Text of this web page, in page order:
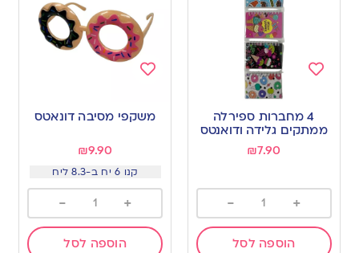
wishlist
4 מחברות ספירלה
ממתקים גלידה ודואנטס
₪7.90
+
-
הוספה לסל
to
wishlist
משקפי מסיבה דונאטס
₪9.90
קנו 6 יח ב-8.3 ליח
+
-
הוספה לסל